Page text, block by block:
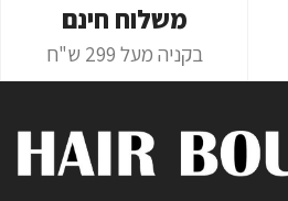
משלוח חינם
בקניה מעל 299 ש"ח